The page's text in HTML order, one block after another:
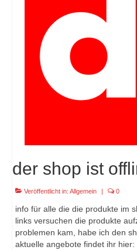
der shop ist
Veröffentlicht in: Allgemein 0
info für alle die die produkte im
links versuchen die produkte
problemen kam, habe ich den
aktuelle angebote findet ihr hier: